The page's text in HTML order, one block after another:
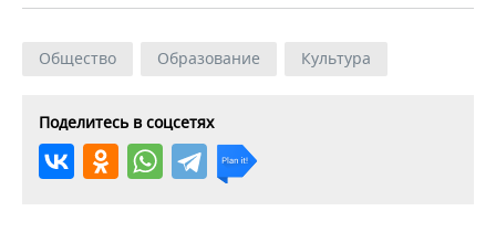
Общество Образование Культура
Поделитесь в соцсетях